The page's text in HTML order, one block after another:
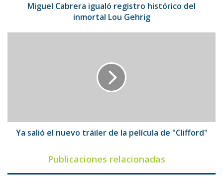
Miguel Cabrera igualó registro histórico del
inmortal Lou Gehrig
de
"Clifford"
Ya salió el nuevo tráiler de la película de "Clifford"
Publicaciones relacionadas